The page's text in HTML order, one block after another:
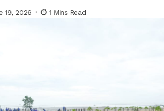
19, 2026 1 Mins Read